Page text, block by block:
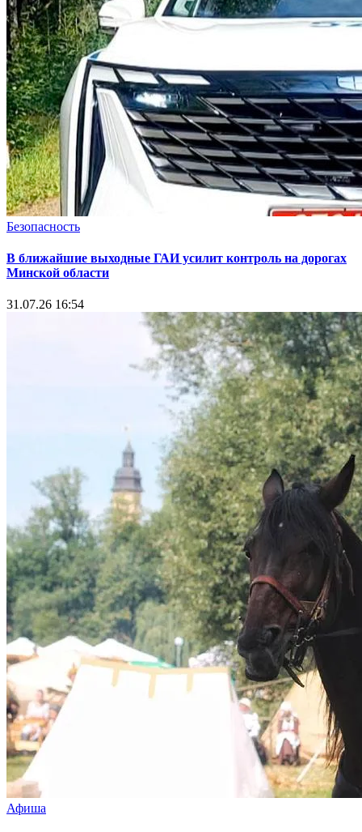
Безопасность
В ближайшие выходные ГАИ усилит контроль на дорогах
Минской области
31.07.26 16:54
Афиша